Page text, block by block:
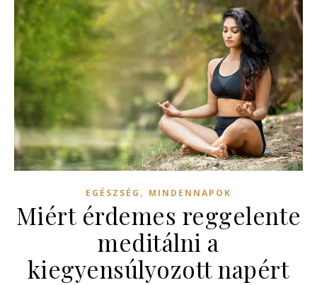
EGÉSZSÉG , MINDENNAPOK
Miért érdemes reggelente
meditálni a
kiegyensúlyozott napért